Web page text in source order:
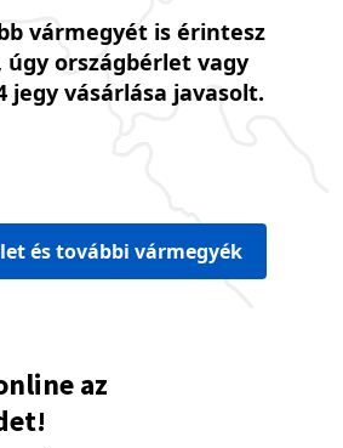
vármegyét is érintesz
úgy országbérlet vagy
jegy vásárlása javasolt.
és további vármegyék
az